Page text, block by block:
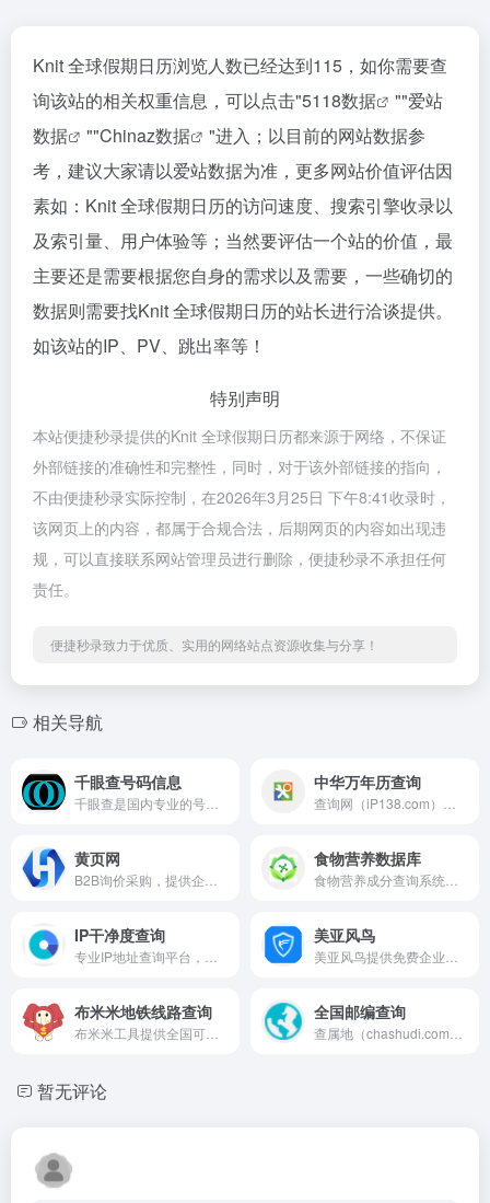
Knit 全球假期日历浏览人数已经达到115，如你需要查
询该站的相关权重信息，可以点击"5118数据 ""爱站
数据
""Chinaz数据
"进入；以目前的网站数据参
考，建议大家请以爱站数据为准，更多网站价值评估因
素如：Knit 全球假期日历的访问速度、搜索引擎收录以
及索引量、用户体验等；当然要评估一个站的价值，最
主要还是需要根据您自身的需求以及需要，一些确切的
数据则需要找Knit 全球假期日历的站长进行洽谈提供。
如该站的IP、PV、跳出率等！
特别声明
本站便捷秒录提供的Knit 全球假期日历都来源于网络，不保证
外部链接的准确性和完整性，同时，对于该外部链接的指向，
不由便捷秒录实际控制，在2026年3月25日 下午8:41收录时，
该网页上的内容，都属于合规合法，后期网页的内容如出现违
规，可以直接联系网站管理员进行删除，便捷秒录不承担任何
责任。
便捷秒录致力于优质、实用的网络站点资源收集与分享！
相关导航
千眼查号码信息 中华万年历查询
黄页网 食物营养数据库
IP干净度查询 美亚风鸟
布米米地铁线路查询 全国邮编查询
暂无评论